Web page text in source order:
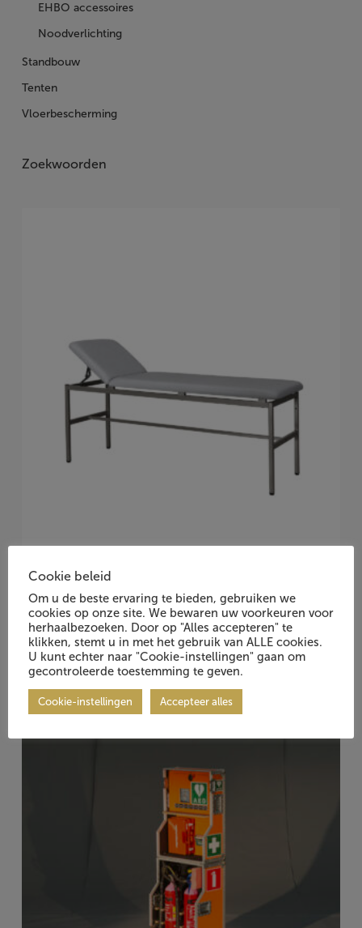
EHBO accessoires
Noodverlichting
Standbouw
Tenten
Vloerbescherming
Zoekwoorden
Item Nr.: 1005763.00
Vraag Vrijblijvend Aan
Cookie beleid
Om u de beste ervaring te bieden, gebruiken we
cookies op onze site. We bewaren uw voorkeuren voor
herhaalbezoeken. Door op "Alles accepteren" te
klikken, stemt u in met het gebruik van ALLE cookies.
U kunt echter naar "Cookie-instellingen" gaan om
gecontroleerde toestemming te geven.
Cookie-instellingen Accepteer alles